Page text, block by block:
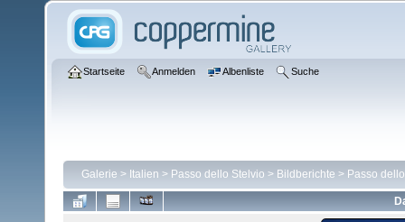
Startseite Anmelden Albenliste Suche
Galerie > Italien > Passo dello Stelvio > Bildberichte > Passo